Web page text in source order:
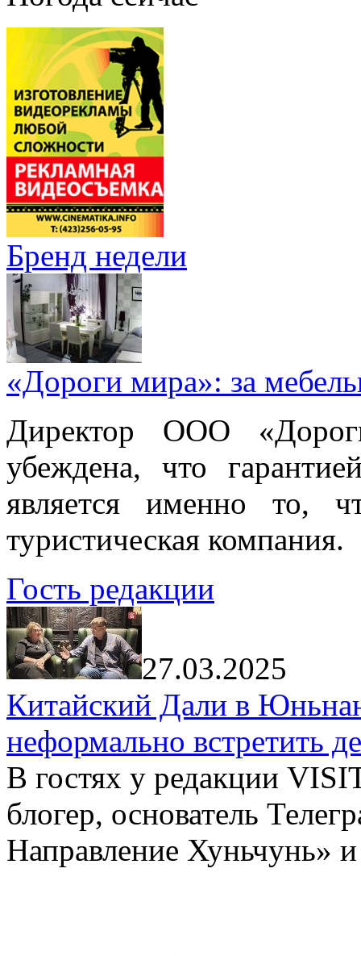
Бренд недели
«Дороги мира»: за
Директор ООО
убеждена, что
является именно то,
туристическая компания.
Гость редакции
27.03.2025
Китайский Дали в
неформально встретить
В гостях у редакции
блогер, основатель
Направление Хуньчунь»